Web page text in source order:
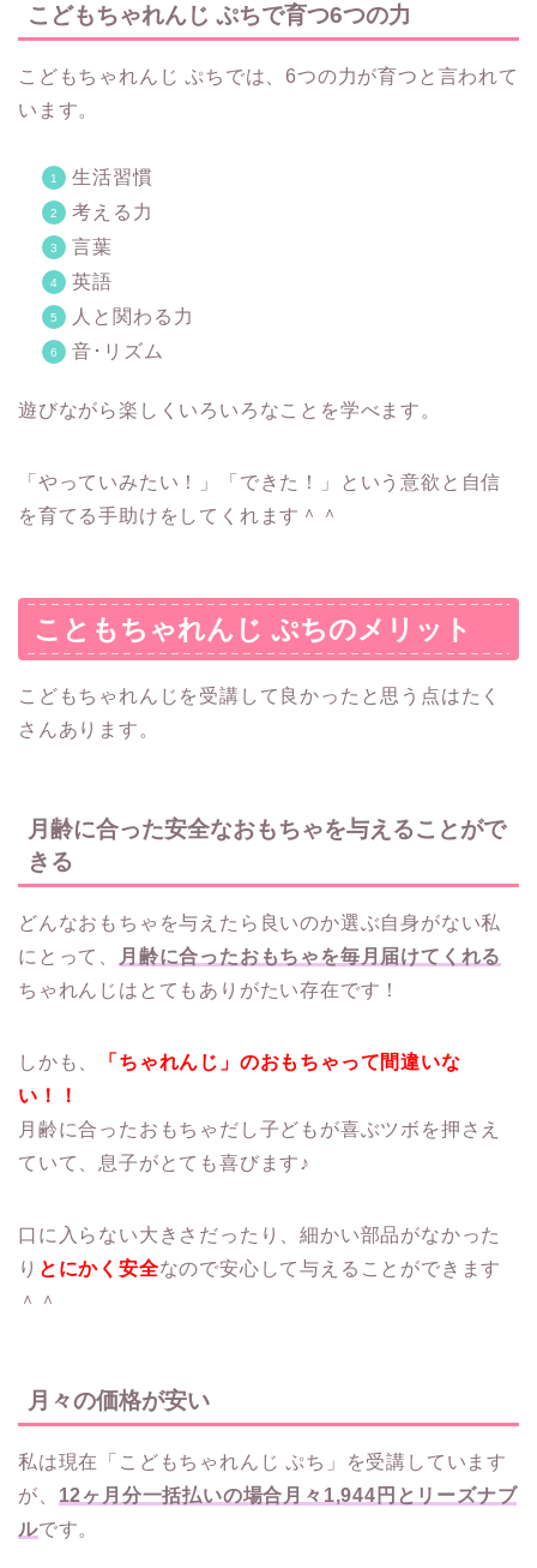
こどもちゃれんじ ぷちで育つ6つの力
こどもちゃれんじ ぷちでは、6つの力が育つと言われて
います。
生活習慣
考える力
言葉
英語
人と関わる力
音･リズム
遊びながら楽しくいろいろなことを学べます。
「やっていみたい！」「できた！」という意欲と自信
を育てる手助けをしてくれます＾＾
こともちゃれんじ ぷちのメリット
こどもちゃれんじを受講して良かったと思う点はたく
さんあります。
月齢に合った安全なおもちゃを与えることがで
きる
どんなおもちゃを与えたら良いのか選ぶ自身がない私
にとって、
月齢に合ったおもちゃを毎月届けてくれる
ちゃれんじはとてもありがたい存在です！
しかも、
「ちゃれんじ」のおもちゃって間違いな
い！！
月齢に合ったおもちゃだし子どもが喜ぶツボを押さえ
ていて、息子がとても喜びます♪
口に入らない大きさだったり、細かい部品がなかった
り とにかく安全なので安心して与えることができます
＾＾
月々の価格が安い
私は現在「こどもちゃれんじ ぷち」を受講しています
が、 12ヶ月 分一括払いの場合月々1,944円とリーズナブ
ルです。